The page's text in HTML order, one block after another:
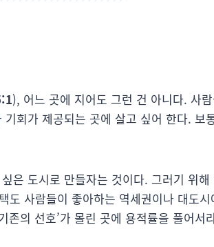
), 어느 곳에 지어도 그런 건 아니다. 사
회가 제공되는 곳에 살고 싶어 한다. 보
은 도시로 만들자는 것이다. 그러기 위
사람들이 좋아하는 역세권이나 대도
의 선호’가 몰린 곳에 용적률을 풀어서